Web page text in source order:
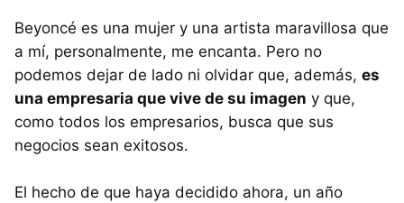
Beyoncé es una mujer y una artista maravillosa que
a mí, personalmente, me encanta. Pero no
podemos dejar de lado ni olvidar que, además, es
una empresaria que vive de su imagen y que,
como todos los empresarios, busca que sus
negocios sean exitosos.
El hecho de que haya decidido ahora, un año